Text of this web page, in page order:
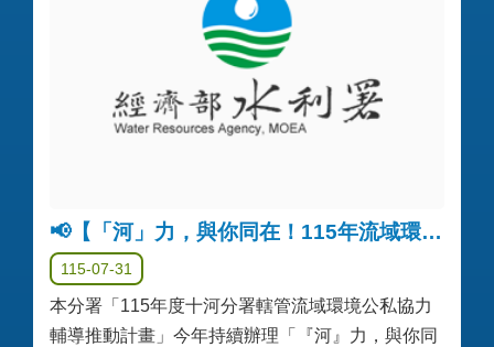
📢【「河」力，與你同在！115年流域環境公私協力企劃募集】入選名單公告
115-07-31
本分署「115年度十河分署轄管流域環境公私協力
輔導推動計畫」今年持續辦理「『河』力，與你同